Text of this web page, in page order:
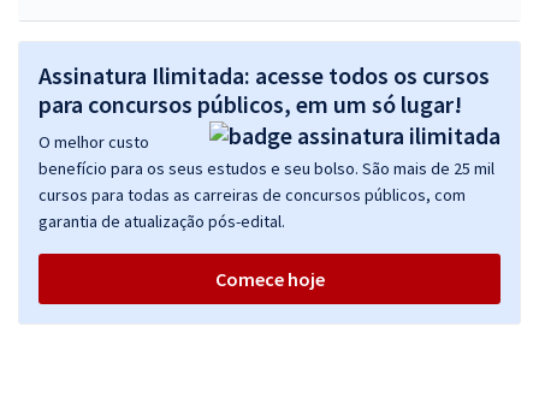
Assinatura Ilimitada: acesse todos os cursos
para concursos públicos, em um só lugar!
O melhor custo
benefício para os seus estudos e seu bolso. São mais de 25 mil
cursos para todas as carreiras de concursos públicos, com
garantia de atualização pós-edital.
Comece hoje